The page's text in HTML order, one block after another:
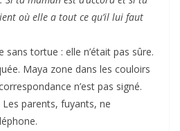
où elle a tout ce qu’il lui faut
sans tortue : elle n’était pas sûre.
Maya zone dans les couloirs
n’est pas signé.
Les parents, fuyants, ne